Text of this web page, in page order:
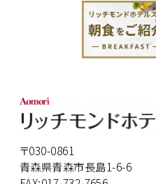
〒030-0861
青森県青森市長島1-6-6